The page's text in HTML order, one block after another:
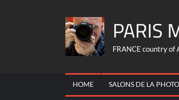
PARIS
FRANCE country of
HOME SALONS DE LA PHOTO